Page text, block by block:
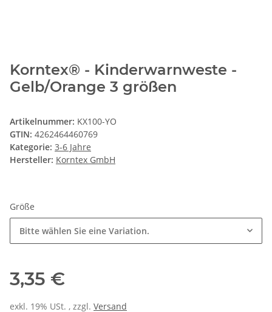
Korntex® - Kinderwarnweste -
Gelb/Orange 3 größen
Artikelnummer: KX100-YO
GTIN: 4262464460769
Kategorie: 3-6 Jahre
Hersteller: Korntex GmbH
Größe
Bitte wählen Sie eine Variation.
3,35 €
exkl. 19% USt. , zzgl. Versand